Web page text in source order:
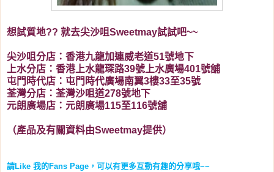
想試質地?? 就去尖沙咀Sweetmay試試吧~~
尖沙咀分店：香港九龍加連威老道51號地下
上水分店：香港上水龍琛路39號上水廣場401號舖
屯門時代店：屯門時代廣場南翼3樓33至35號
荃灣分店：荃灣沙咀道278號地下
元朗廣場店：元朗廣場115至116號舖
（產品及有關資料由Sweetmay提供）
請Like 我的Fans Page ，可以有更多互動有趣的分享哦~~